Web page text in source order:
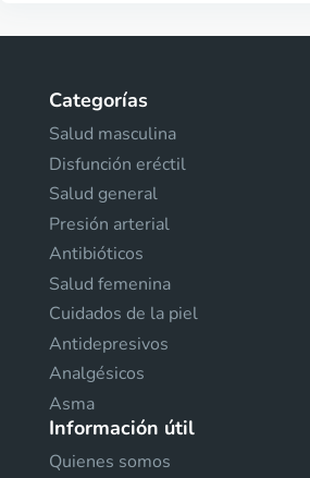
Categorías
Salud masculina
Disfunción eréctil
Salud general
Presión arterial
Antibióticos
Salud femenina
Cuidados de la piel
Antidepresivos
Analgésicos
Asma
Información útil
Quienes somos